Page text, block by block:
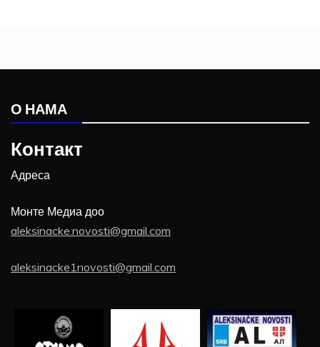
О НАМА
Контакт
Адреса
Монте Медиа доо
aleksinacke.novosti@gmail.com
aleksinacke1novosti@gmail.com